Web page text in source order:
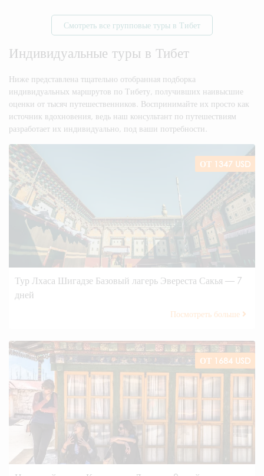
Смотреть все групповые туры в Тибет
Индивидуальные туры в Тибет
Ниже представлена тщательно отобранная подборка
индивидуальных маршрутов по Тибету, получивших наивысшие
оценки от тысяч путешественников. Воспринимайте их просто как
источник вдохновения, ведь наш консультант по путешествиям
разработает их индивидуально, под ваши потребности.
ОТ 1347 USD
Тур Лхаса Шигадзе Базовый лагерь Эвереста Сакья — 7
дней
Посмотреть больше
ОТ 1684 USD